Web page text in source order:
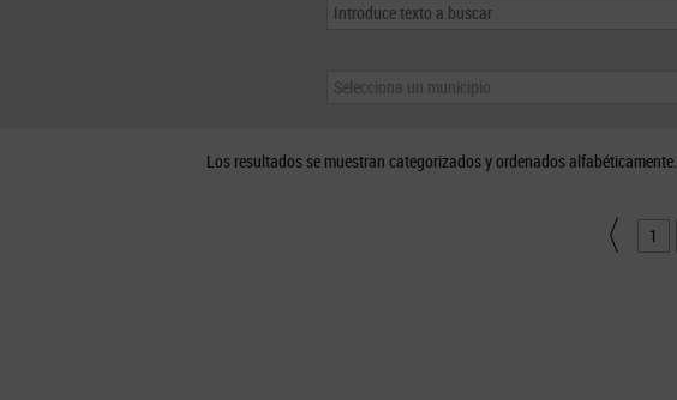
Selecciona un municipio
Los resultados se muestran categorizados y ordenados alfabéticamente.
1